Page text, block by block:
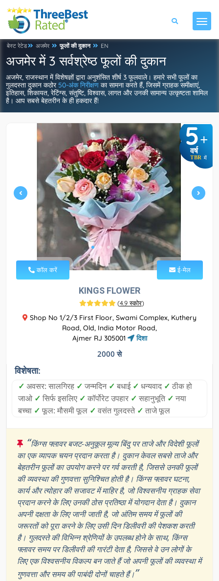
बेस्ट रेटेड अजमेर फूलों की दुकान EN
अजमेर में 3 सर्वश्रेष्ठ फूलों की दुकान
अजमेर, राजस्थान में विशेषज्ञों द्वारा अनुशंसित शीर्ष 3 फूलवाले। हमारे सभी फूलों का
गुलदस्ता दुकान कठोर 50-अंक निरीक्षण का सामना करते हैं, जिसमें ग्राहक समीक्षाएं,
इतिहास, शिकायत, रेटिंग्स, संतुष्टि, विश्वास, लागत और उनकी सामान्य उत्कृष्टता शामिल
है। आप सबसे बेहतरीन के ही हकदार हैं!
5+
वर्ष
TBR में
कॉल करें ई-मेल
KINGS FLOWER
(4.9 स्कोर)
Shop No 1/2/3 First Floor, Swami Complex, Kuthery
Road, Old, India Motor Road,
Ajmer RJ 305001
दिशा
2000 से
विशेषता:
✓ अवसर: सालगिरह ✓ जन्मदिन ✓ बधाई ✓ धन्यवाद ✓ ठीक हो
जाओ ✓ सिर्फ इसलिए ✓ कॉर्पोरेट उपहार ✓ सहानुभूति ✓ नया
बच्चा ✓ फूल: मौसमी फूल ✓ वसंत गुलदस्ते ✓ ताजे फूल
“किंग्स फ्लावर बजट-अनुकूल मूल्य बिंदु पर ताजे और विदेशी फूलों
का एक व्यापक चयन प्रदान करता है। दुकान केवल सबसे ताजे और
बेहतरीन फूलों का उपयोग करने पर गर्व करती है, जिससे उनकी फूलों
की व्यवस्था की गुणवत्ता सुनिश्चित होती है। किंग्स फ्लावर घटना,
कार्य और त्योहार की सजावट में माहिर है, जो विश्वसनीय ग्राहक सेवा
प्रदान करने के लिए उनकी ठोस प्रतिष्ठा में योगदान देता है। दुकान
अपनी दक्षता के लिए जानी जाती है, जो अंतिम समय में फूलों की
जरूरतों को पूरा करने के लिए उसी दिन डिलीवरी की पेशकश करती
है। गुलदस्ते की विभिन्न श्रेणियों के उपलब्ध होने के साथ, किंग्स
फ्लावर समय पर डिलीवरी की गारंटी देता है, जिससे वे उन लोगों के
लिए एक विश्वसनीय विकल्प बन जाते हैं जो अपनी फूलों की व्यवस्था में
गुणवत्ता और समय की पाबंदी दोनों चाहते हैं।”